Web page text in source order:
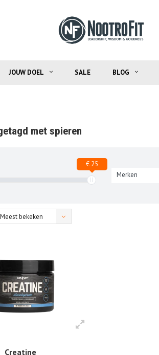
JOUW DOEL SALE BLOG
met spieren
€ 25
Merken
Meest bekeken
Creatine